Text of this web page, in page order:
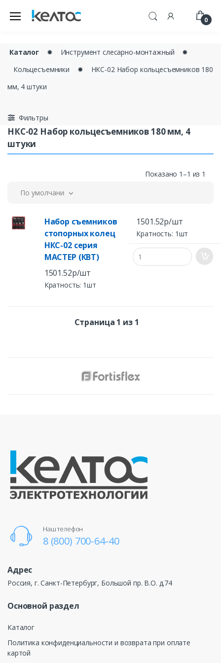
0
Каталог ✹ Инструмент слесарно-монтажный
✹
Кольцесъемники
✹
НКС-02 Набор кольцесъемников 180
мм, 4 штуки
Фильтры
НКС-02 Набор кольцесъемников 180 мм, 4
штуки
Показано 1–1 из 1
По умолчанию
Набор съемников
стопорных колец
НКС-02 серия
МАСТЕР (КВТ)
1501.52р/шт
Кратность: 1шт
1501.52р/шт
Кратность: 1шт
Страница 1 из 1
Наш телефон
8 (800) 700-64-40
Адрес
Россия, г. Санкт-Петербург, Большой пр. В.О. д.74
Основной раздел
Каталог
Политика конфиденциальности и возврата при оплате
картой